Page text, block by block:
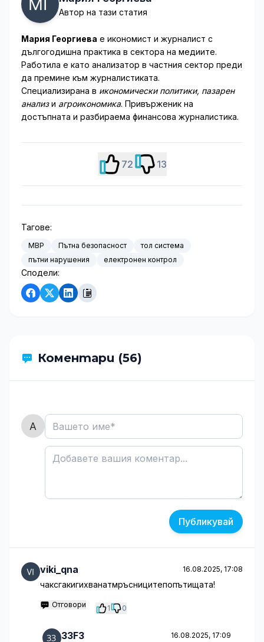
Автор на тази статия
Мария Георгиева е икономист и журналист с
дългогодишна практика в сектора на медиите.
Работила е като анализатор в частния сектор преди
да премине към журналистиката.
Специализирана в икономически политики, пазарен
анализи агроикономика. Привърженик на
достъпната и разбираема финансова журналистика.
72 13
Тагове:
МВР Пътна безопасност
тол система
пътни нарушения
електронен контрол
Сподели:
Коментари (56)
Публикувай
viki_qna 16.08.2025, 17:08
чаксгакигихванатмръсницитепопътищата!
Отговори 1 0
33F3 16.08.2025, 17:09